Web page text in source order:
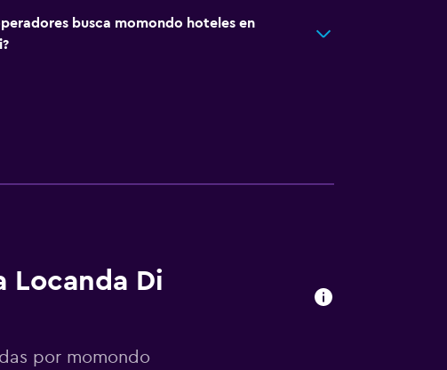
busca momondo hoteles en
Locanda Di
por momondo